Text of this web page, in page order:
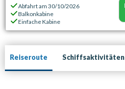
Abfahrt am30/10/2026
Balkonkabine
Einfache Kabine
Reiseroute Schiffsaktivitäten